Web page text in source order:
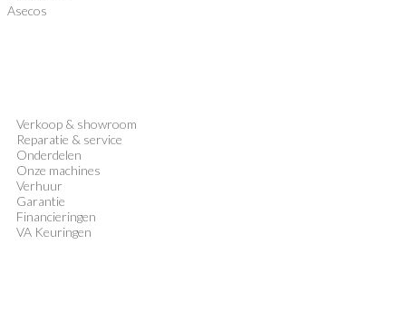
Asecos
Verkoop & showroom
Reparatie & service
Onderdelen
Onze machines
Verhuur
Garantie
Financieringen
VA Keuringen